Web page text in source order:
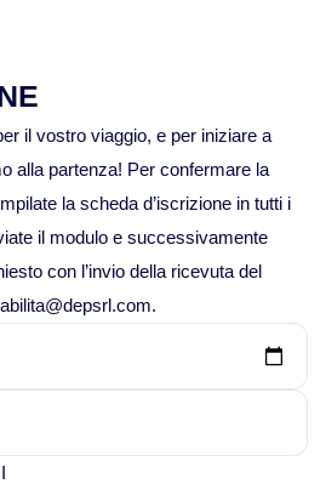
e Kruger
il vostro viaggio, e per iniziare a
alla partenza! Per confermare la
la scheda d’iscrizione in tutti i
il modulo e successivamente
con l’invio della ricevuta del